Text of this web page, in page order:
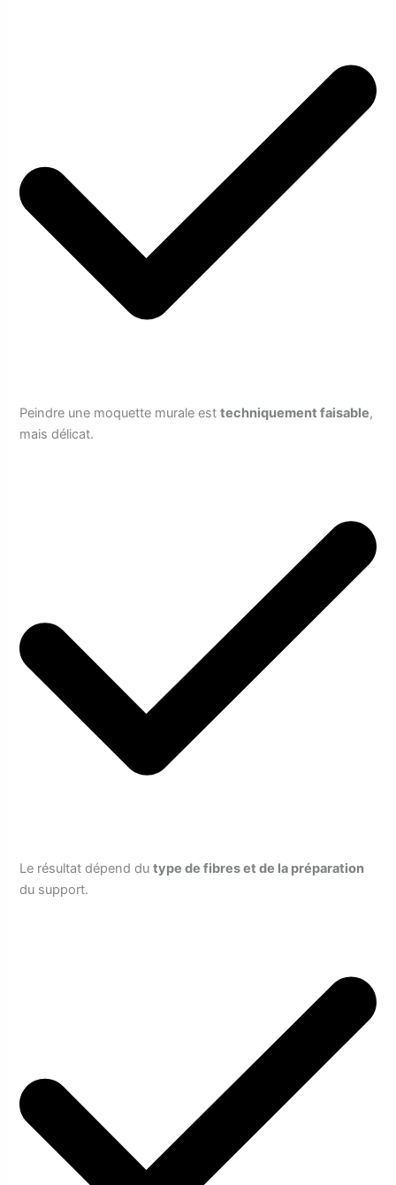
Peindre une moquette murale esttechniquement faisable,
mais délicat.
Le résultat dépend dutype de fibres et de la préparation
du support.